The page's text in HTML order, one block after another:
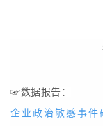
☞数据报告：
企业政治敏感事件